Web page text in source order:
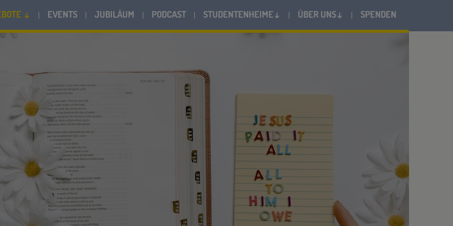
↓ EVENTS JUBILÄUM PODCAST STUDENTENHEIME↓ ÜBER UNS↓ SPENDEN